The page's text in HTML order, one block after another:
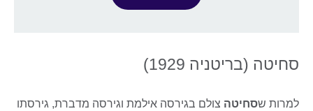
סחיטה (בריטניה 1929)
למרות שסחיטה צולם בגירסה אילמת וגירסה מדברת, גירסתו